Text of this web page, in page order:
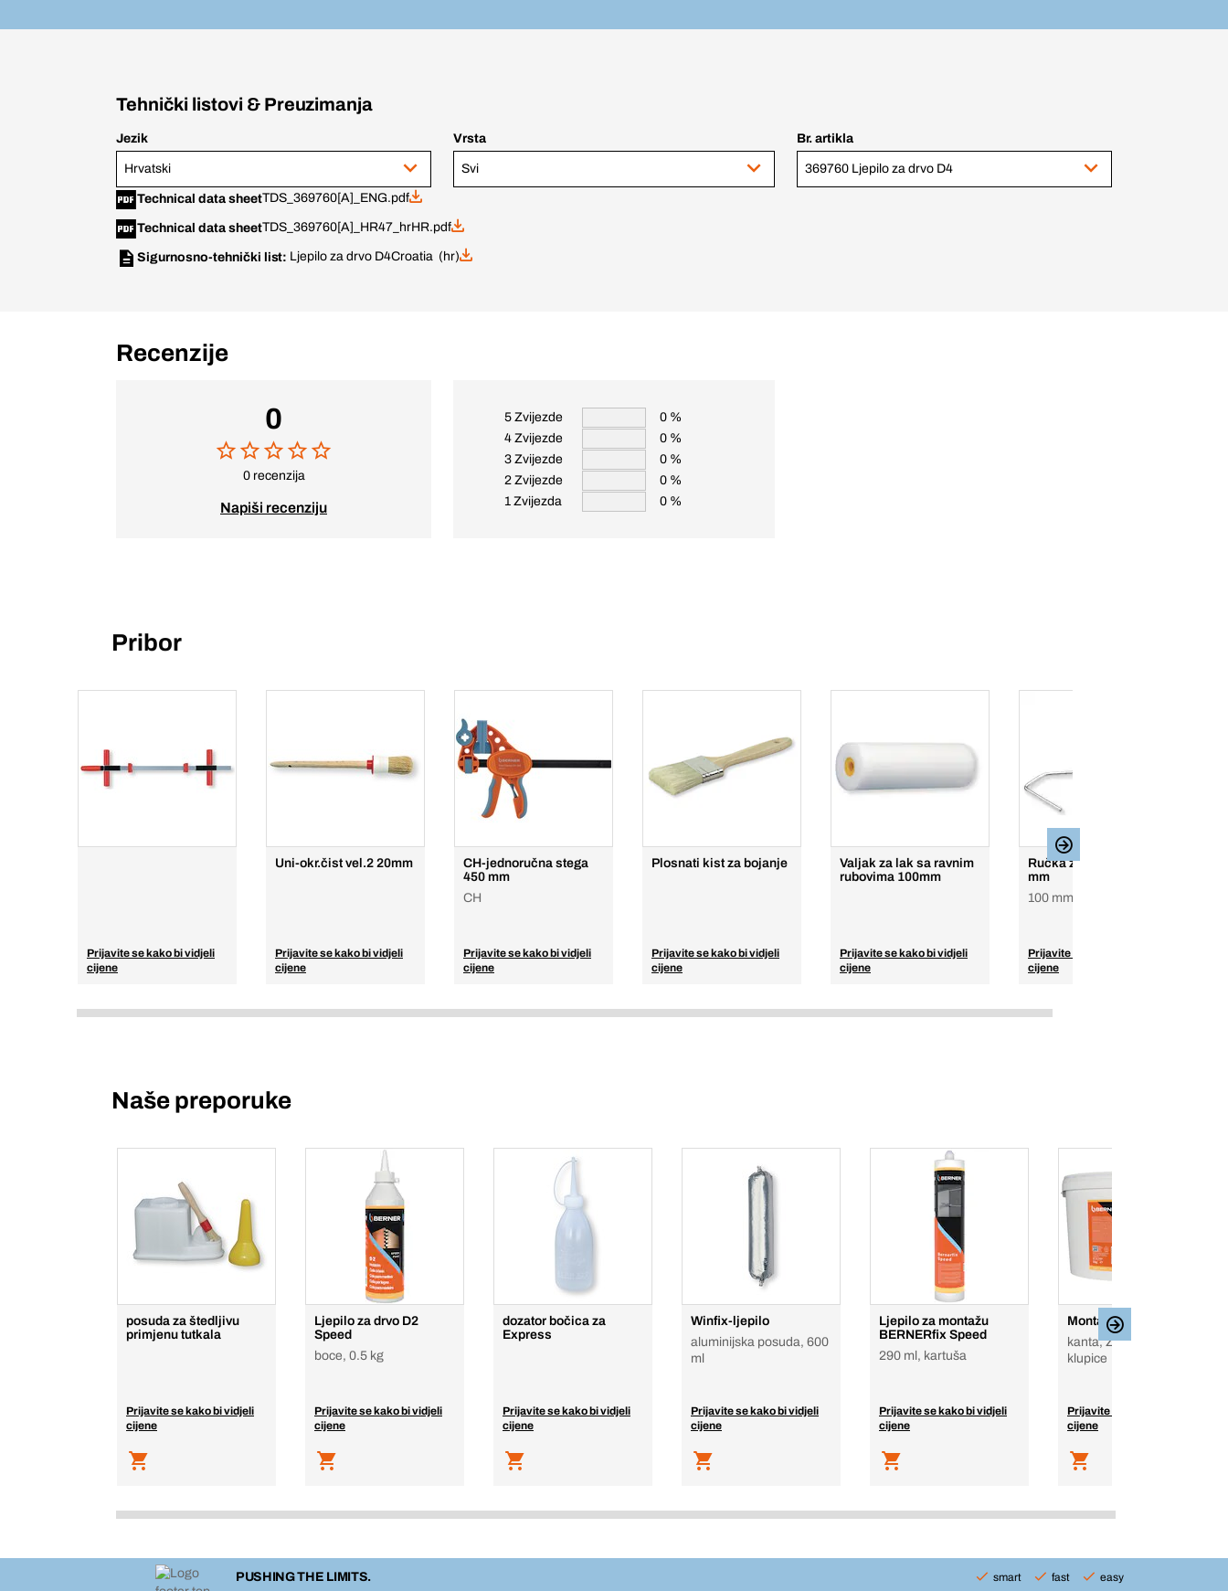
Tehnički listovi & Preuzimanja
Jezik
Hrvatski
Vrsta
Svi
Br. artikla
369760 Ljepilo za drvo D4
Technical data sheetTDS_369760[A]_ENG.pdf
Technical data sheetTDS_369760[A]_HR47_hrHR.pdf
Sigurnosno-tehnički list: Ljepilo za drvo D4Croatia (hr)
Recenzije
0
0 recenzija
Napiši recenziju
5 Zvijezde
0 %
4 Zvijezde
0 %
3 Zvijezde
0 %
2 Zvijezde
0 %
1 Zvijezda
0 %
Pribor
Prijavite se kako bi vidjeli
cijene
Uni-okr.čist vel.2 20mm
Prijavite se kako bi vidjeli
cijene
CH-jednoručna stega
450 mm
CH
Prijavite se kako bi vidjeli
cijene
Plosnati kist za bojanje
Prijavite se kako bi vidjeli
cijene
Valjak za lak sa ravnim
rubovima 100mm
Prijavite se kako bi vidjeli
cijene
Ručka za valjak 100
mm
100 mm
Prijavite se kako bi vidjeli
cijene
Naše preporuke
posuda za štedljivu
primjenu tutkala
Prijavite se kako bi vidjeli
cijene
Ljepilo za drvo D2
Speed
boce, 0.5 kg
Prijavite se kako bi vidjeli
cijene
dozator bočica za
Express
Prijavite se kako bi vidjeli
cijene
Winfix-ljepilo
aluminijska posuda, 600
ml
Prijavite se kako bi vidjeli
cijene
Ljepilo za montažu
BERNERfix Speed
290 ml, kartuša
Prijavite se kako bi vidjeli
cijene
Montažno ljepilo
kanta, Za prozorske
klupice
Prijavite se kako bi vidjeli
cijene
PUSHING THE LIMITS. smart fast easy